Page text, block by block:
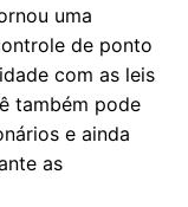
uma
de ponto
com as leis
também pode
e ainda
as